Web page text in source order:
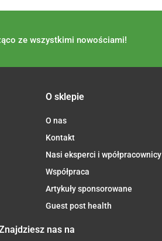
ze wszystkimi nowościami!
O sklepie
O nas
Kontakt
Nasi eksperci i wpółpracownicy
Współpraca
Artykuły sponsorowane
Guest post health
nas na